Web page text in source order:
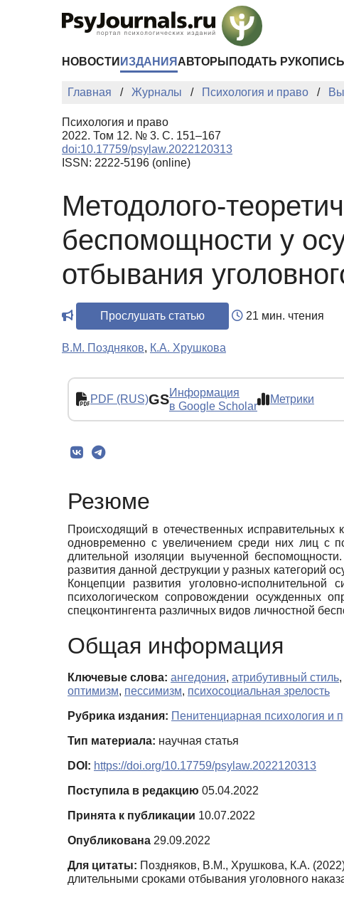
НОВОСТИ ИЗДАНИЯ АВТОРЫ ПОДАТЬ РУКОПИСЬ
Главная Журналы Психология и право
Психология и право
2022. Том 12. № 3. С. 151–167
doi:10.17759/psylaw.2022120313
ISSN: 2222-5196 (online)
Методолого-
беспомощности у
отбывания
Прослушать статью 21 мин. чтения
В.М. Поздняков, К.А. Хрушкова
PDF (RUS)GSИнформация
в Google Scholar
Метрики
Резюме
Происходящий в отечественных исправительных
одновременно с увеличением среди них лиц с
длительной изоляции выученной
развития данной деструкции у разных категорий
Концепции развития уголовно-
психологическом сопровождении осужденных
спецконтингента различных видов личностной
Общая информация
Ключевые слова: ангедония, атрибутивный стиль,
оптимизм, пессимизм, психосоциальная зрелость
Рубрика издания: Пенитенциарная психология и
Тип материала: научная статья
DOI: https://doi.org/10.17759/psylaw.2022120313
Поступила в редакцию 05.04.2022
Принята к публикации 10.07.2022
Опубликована 29.09.2022
Для цитаты: Поздняков, В.М., Хрушкова, К.А.
длительными сроками отбывания уголовного